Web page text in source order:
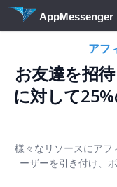
AppMessenger
アフ
お友達を招
に対して
様々なリソースにア
ーザーを引き付け、